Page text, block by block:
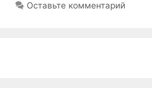
Оставьте комментарий